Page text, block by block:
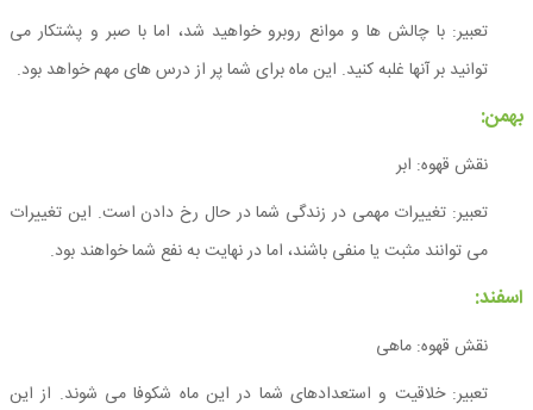
تعبیر: با چالش ها و موانع روبرو خواهید شد، اما با صبر و پشتکار می
توانید بر آنها غلبه کنید. این ماه برای شما پر از درس های مهم خواهد بود.
بهمن:
نقش قهوه: ابر
تعبیر: تغییرات مهمی در زندگی شما در حال رخ دادن است. این تغییرات
می توانند مثبت یا منفی باشند، اما در نهایت به نفع شما خواهند بود.
اسفند:
نقش قهوه: ماهی
تعبیر: خلاقیت و استعدادهای شما در این ماه شکوفا می شوند. از این